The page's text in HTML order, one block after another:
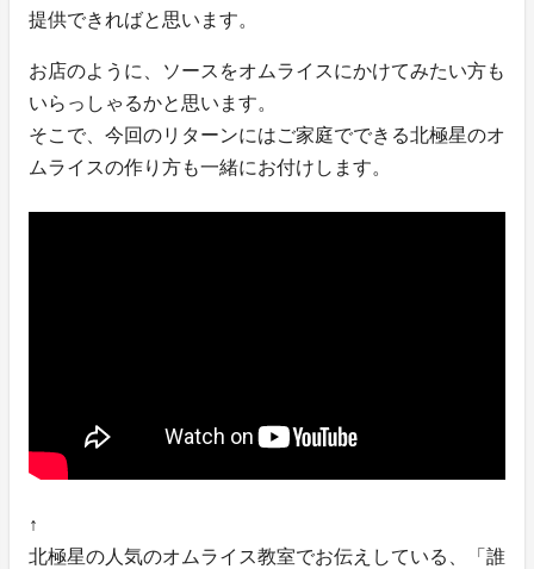
提供できればと思います。
お店のように、ソースをオムライスにかけてみたい方も
いらっしゃるかと思います。
そこで、今回のリターンにはご家庭でできる北極星のオ
ムライスの作り方も一緒にお付けします。
↑
北極星の人気のオムライス教室でお伝えしている、「誰